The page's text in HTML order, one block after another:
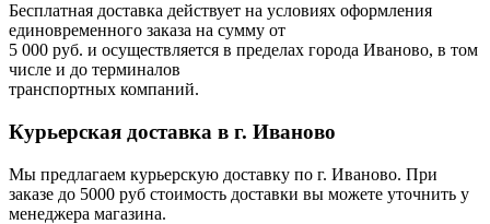
Бесплатная доставка действует на условиях оформления
единовременного заказа на сумму от
5 000 руб. и осуществляется в пределах города Иваново, в том
числе и до терминалов
транспортных компаний.
Курьерская доставка в г. Иваново
Мы предлагаем курьерскую доставку по г. Иваново. При
заказе до 5000 руб стоимость доставки вы можете уточнить у
менеджера магазина.